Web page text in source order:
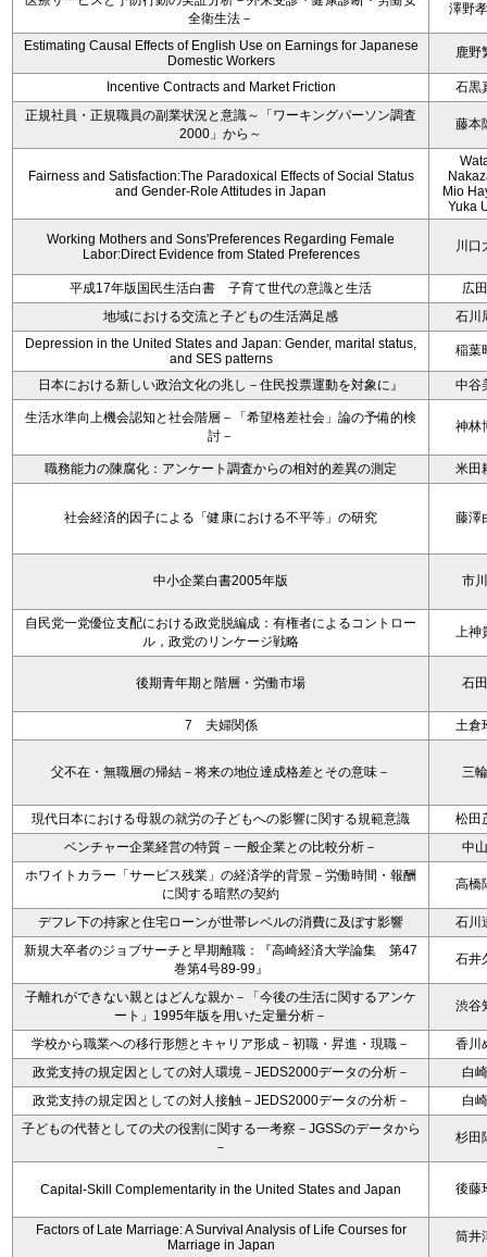
全衛生法－
澤野
Estimating Causal Effects of English Use on Earnings for Japanese
Domestic Workers
鹿野
Incentive Contracts and Market Friction
石黒
正規社員・正規職員の副業状況と意識～「ワーキングパーソン調査
2000」から～
藤本
Fairness and Satisfaction:The Paradoxical Effects of Social Status
and Gender-Role Attitudes in Japan
Mio
Yuka
Working Mothers and Sons'Preferences Regarding Female
Labor:Direct Evidence from Stated Preferences
川口
平成17年版国民生活白書 子育て世代の意識と生活
広
地域における交流と子どもの生活満足感
石川
Depression in the United States and Japan: Gender, marital status,
and SES patterns
稲葉
日本における新しい政治文化の兆し－住民投票運動を対象に』 中谷
生活水準向上機会認知と社会階層－「希望格差社会」論の予備的検
討－
神林
職務能力の陳腐化：アンケート調査からの相対的差異の測定 米田
社会経済的因子による「健康における不平等」の研究 藤澤
中小企業白書2005年版 市
自民党一党優位支配における政党脱編成：有権者によるコントロー
ル，政党のリンケージ戦略
上神
後期青年期と階層・労働市場 石
7 夫婦関係 土倉
父不在・無職層の帰結－将来の地位達成格差とその意味－ 三
現代日本における母親の就労の子どもへの影響に関する規範意識
松田
ベンチャー企業経営の特質－一般企業との比較分析－
中
ホワイトカラー「サービス残業」の経済学的背景－労働時間・報酬
に関する暗黙の契約
高橋
デフレ下の持家と住宅ローンが世帯レベルの消費に及ぼす影響
石川
新規大卒者のジョブサーチと早期離職：『高崎経済大学論集 第47
巻第4号89-99』
石井
子離れができない親とはどんな親か－「今後の生活に関するアンケ
ート」1995年版を用いた定量分析－
渋谷
学校から職業への移行形態とキャリア形成－初職・昇進・現職－
香川
政党支持の規定因としての対人環境－JEDS2000データの分析－
白
政党支持の規定因としての対人接触－JEDS2000データの分析－
白
子どもの代替としての犬の役割に関する一考察－JGSSのデータから
－
杉田
Capital-Skill Complementarity in the United States and Japan 後藤
Factors of Late Marriage: A Survival Analysis of Life Courses for
Marriage in Japan
筒井